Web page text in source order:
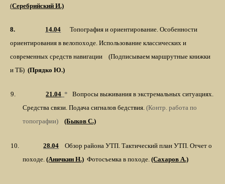
(Серебрийский И.)
8. 14.04
Топография и ориентирование. Особенности
ориентирования в велопоходе. Использование классических и
современных средств навигации
(Подписываем маршрутные книжки
и ТБ) (Прядко Ю.)
9. 21.04 *Вопросы выживания в экстремальных ситуациях.
Средства связи. Подача сигналов бедствия. (Контр. работа по
топографии)
(Быков С.)
10. 28.04
Обзор района УТП. Тактический план УТП. Отчет о
походе.(Аничкин Н.) Фотосъемка в походе.(Сахаров А.)